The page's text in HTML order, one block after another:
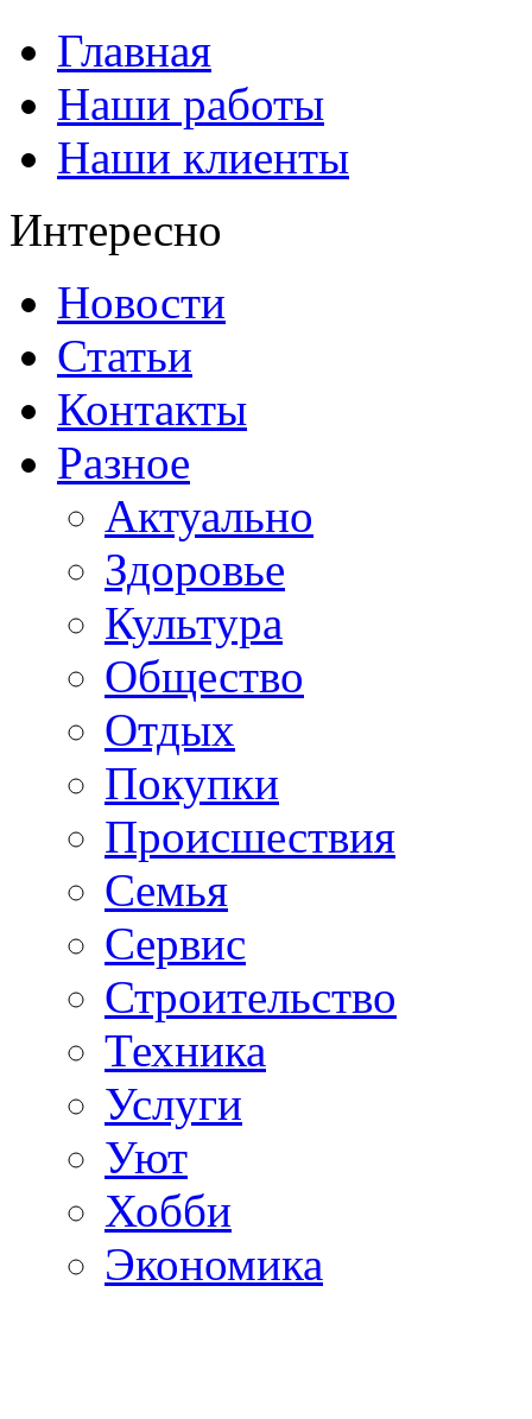
Главная
Наши работы
Наши клиенты
Интересно
Новости
Статьи
Контакты
Разное
Актуально
Здоровье
Культура
Общество
Отдых
Покупки
Происшествия
Семья
Сервис
Строительство
Техника
Услуги
Уют
Хобби
Экономика